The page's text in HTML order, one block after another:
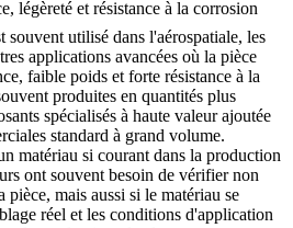
légèreté et résistance à la corrosion
souvent utilisé dans l'aérospatiale, les
applications avancées où la pièce
faible poids et forte résistance à la
produites en quantités plus
spécialisés à haute valeur ajoutée
standard à grand volume.
matériau si courant dans la production
ont souvent besoin de vérifier non
pièce, mais aussi si le matériau se
réel et les conditions d'application